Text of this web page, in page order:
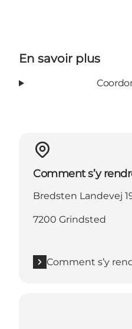
En savoir plus
Comment s’y
Bredsten Landevej
7200 Grindsted
Comment s’y